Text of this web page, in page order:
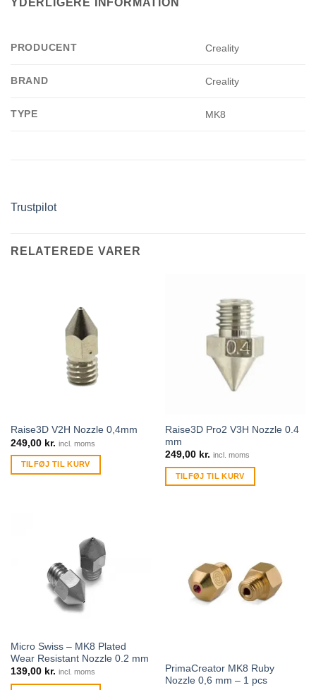
YDERLIGERE INFORMATION
PRODUCENT Creality
BRAND Creality
TYPE MK8
Trustpilot
RELATEREDE VARER
Raise3D V2H Nozzle 0,4mm
249,00 kr. incl. moms
TILFØJ TIL KURV
Raise3D Pro2 V3H Nozzle 0.4
mm
249,00 kr. incl. moms
TILFØJ TIL KURV
Micro Swiss – MK8 Plated
Wear Resistant Nozzle 0.2 mm
139,00 kr. incl. moms
PrimaCreator MK8 Ruby
Nozzle 0,6 mm – 1 pcs